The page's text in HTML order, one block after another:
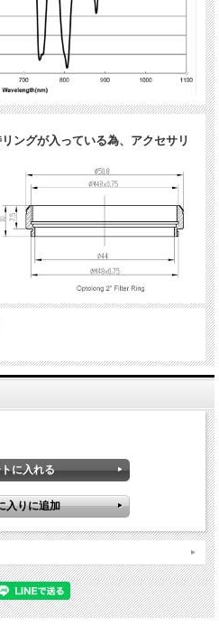
ングが入っている為、アクセサリ